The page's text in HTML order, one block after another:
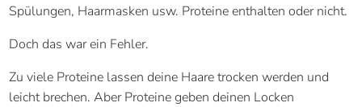
Spülungen, Haarmasken usw. Proteine enthalten oder nicht.
Doch das war ein Fehler.
Zu viele Proteine lassen deine Haare trocken werden und
leicht brechen. Aber Proteine geben deinen Locken